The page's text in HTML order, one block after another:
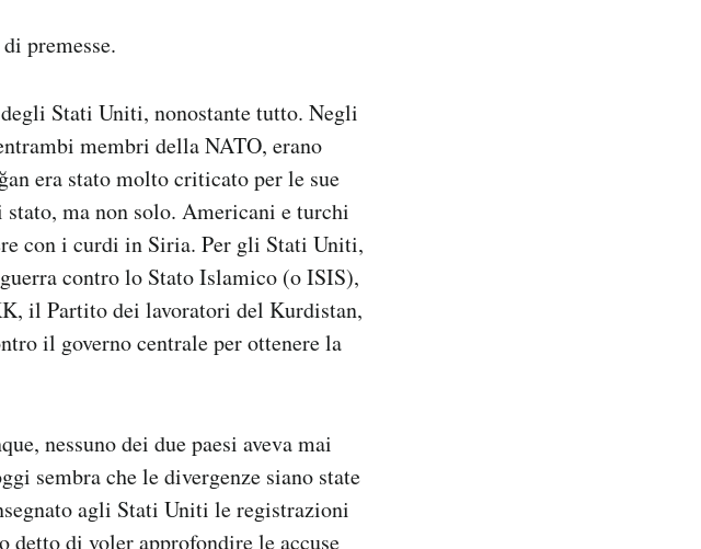
premesse.
Stati Uniti, nonostante tutto. Negli
membri della NATO, erano
era stato molto criticato per le sue
ma non solo. Americani e turchi
con i curdi in Siria. Per gli Stati Uniti,
contro lo Stato Islamico (o ISIS),
il Partito dei lavoratori del Kurdistan,
il governo centrale per ottenere la
nessuno dei due paesi aveva mai
sembra che le divergenze siano state
agli Stati Uniti le registrazioni
di voler approfondire le accuse